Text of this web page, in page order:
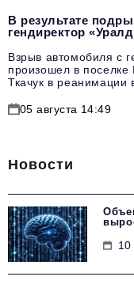
В результате
гендиректор
Взрыв автомобиля с
произошел в поселке
Ткачук в реанимации
05 августа 14:49
Новости
10